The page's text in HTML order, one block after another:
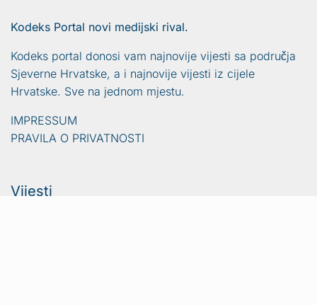
Kodeks Portal novi medijski rival.
Kodeks portal donosi vam najnovije vijesti sa područja
Sjeverne Hrvatske, a i najnovije vijesti iz cijele
Hrvatske. Sve na jednom mjestu.
IMPRESSUM
PRAVILA O PRIVATNOSTI
Vijesti